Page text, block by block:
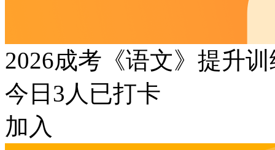
2026成考《语文》提升
今日 3 人已打卡
加入